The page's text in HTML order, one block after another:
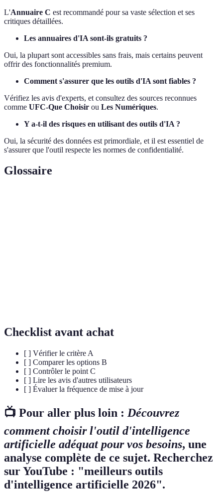
L'Annuaire C est recommandé pour sa vaste sélection et ses
critiques détaillées.
Les annuaires d'IA sont-ils gratuits ?
Oui, la plupart sont accessibles sans frais, mais certains peuvent
offrir des fonctionnalités premium.
Comment s'assurer que les outils d'IA sont fiables ?
Vérifiez les avis d'experts, et consultez des sources reconnues
comme UFC-Que Choisir ou Les Numériques.
Y a-t-il des risques en utilisant des outils d'IA ?
Oui, la sécurité des données est primordiale, et il est essentiel de
s'assurer que l'outil respecte les normes de confidentialité.
Glossaire
Checklist avant achat
[ ] Vérifier le critère A
[ ] Comparer les options B
[ ] Contrôler le point C
[ ] Lire les avis d'autres utilisateurs
[ ] Évaluer la fréquence de mise à jour
📺 Pour aller plus loin : Découvrez
comment choisir l'outil d'intelligence
artificielle adéquat pour vos besoins, une
analyse complète de ce sujet. Recherchez
sur YouTube : "meilleurs outils
d'intelligence artificielle 2026".